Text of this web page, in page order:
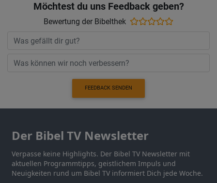
Möchtest du uns Feedback geben?
Bewertung der Bibelthek
FEEDBACK SENDEN
Der Bibel TV Newsletter
Verpasse keine Highlights. Der Bibel TV Newsletter mit
aktuellen Programmtipps, geistlichem Impuls und
Neuigkeiten rund um Bibel TV informiert Dich jede Woche.